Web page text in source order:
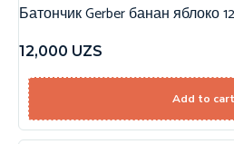
Батончик Gerber банан яблоко
12,000 UZS
Add to cart